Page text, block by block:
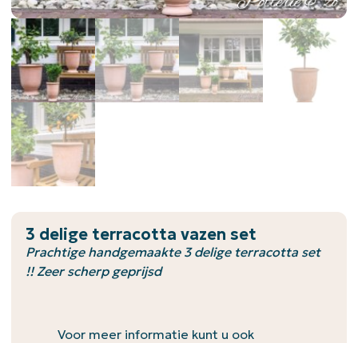
3 delige terracotta vazen set
Prachtige handgemaakte 3 delige terracotta set
!! Zeer scherp geprijsd
Voor meer informatie kunt u ook